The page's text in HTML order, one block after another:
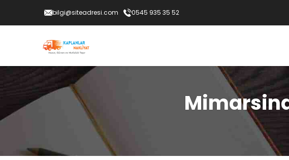
bilgi@siteadresi.com 0545 935 35 52